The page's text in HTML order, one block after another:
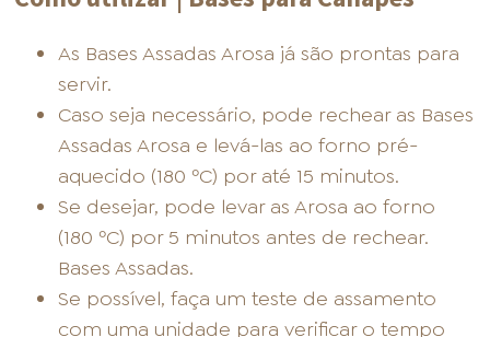
As Bases Assadas Arosa já são prontas para
servir.
Caso seja necessário, pode rechear as Bases
Assadas Arosa e levá-las ao forno pré-
aquecido (180 ºC) por até 15 minutos.
Se desejar, pode levar as Arosa ao forno
(180 ºC) por 5 minutos antes de rechear.
Bases Assadas.
Se possível, faça um teste de assamento
com uma unidade para verificar o tempo